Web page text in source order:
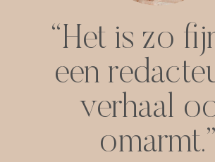
“Het is zo
een
verhaal
omarmt.”